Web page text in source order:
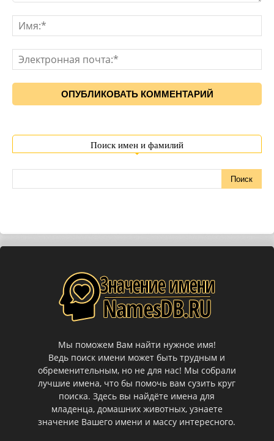
Поиск имен и фамилий
Мы поможем Вам найти нужное имя!
Ведь поиск имени может быть трудным и
обременительным, но не для нас! Мы собрали
лучшие имена, что бы помочь вам сузить круг
поиска. Здесь вы найдёте имена для
младенца, домашних животных, узнаете
значение Вашего имени и массу интересного.